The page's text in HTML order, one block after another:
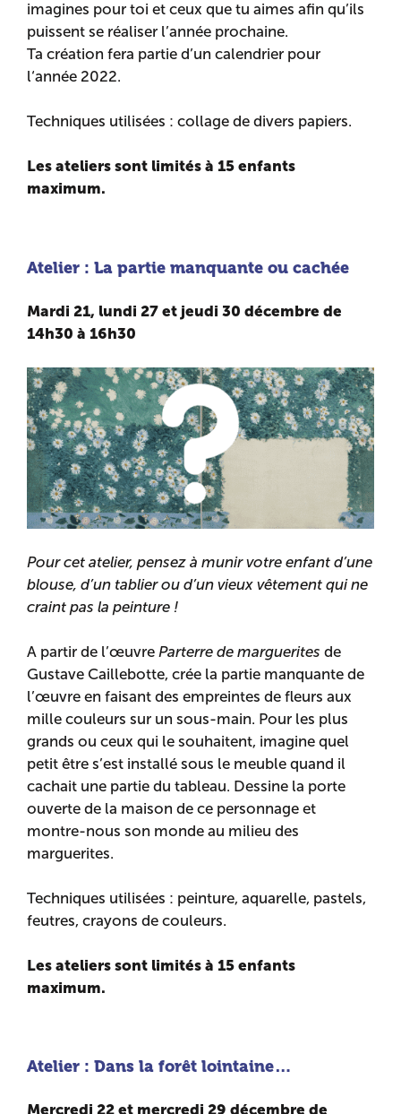
imagines pour toi et ceux que tu aimes afin qu’ils
puissent se réaliser l’année prochaine.
Ta création fera partie d’un calendrier pour
l‘année 2022.
Techniques utilisées : collage de divers papiers.
Les ateliers sont limités à 15 enfants
maximum.
Atelier : La partie manquante ou cachée
Mardi 21, lundi 27 et jeudi 30 décembre de
14h30 à 16h30
Pour cet atelier, pensez à munir votre enfant d’une
blouse, d’un tablier ou d’un vieux vêtement qui ne
craint pas la peinture !
A partir de l’œuvreParterre de marguerites de
Gustave Caillebotte, crée la partie manquante de
l’œuvre en faisant des empreintes de fleurs aux
mille couleurs sur un sous-main. Pour les plus
grands ou ceux qui le souhaitent, imagine quel
petit être s’est installé sous le meuble quand il
cachait une partie du tableau. Dessine la porte
ouverte de la maison de ce personnage et
montre-nous son monde au milieu des
marguerites.
Techniques utilisées : peinture, aquarelle, pastels,
feutres, crayons de couleurs.
Les ateliers sont limités à 15 enfants
maximum.
Atelier : Dans la forêt lointaine…
Mercredi 22 et mercredi 29 décembre de